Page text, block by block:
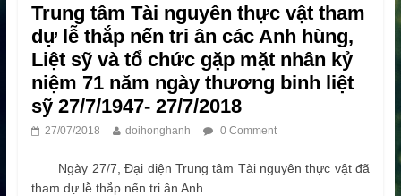
Trung tâm Tài nguyên thực vật tham
dự lễ thắp nến tri ân các Anh hùng,
Liệt sỹ và tổ chức gặp mặt nhân kỷ
niệm 71 năm ngày thương binh liệt
sỹ 27/7/1947- 27/7/2018
27/07/2018 doihonghanh 0 Comment
Ngày 27/7, Đại diện Trung tâm Tài nguyên thực vật đã
tham dự lễ thắp nến tri ân Anh